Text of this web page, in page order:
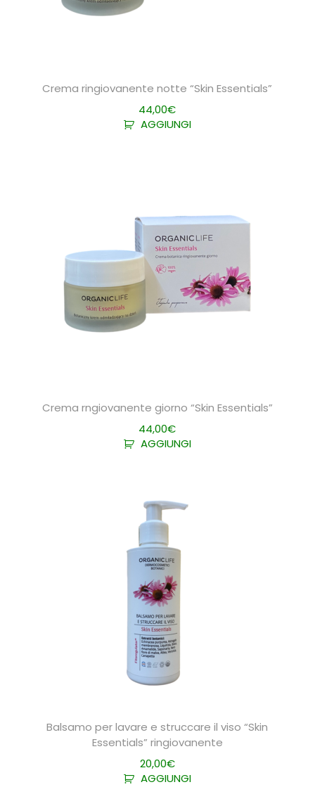
Crema ringiovanente notte “Skin Essentials”
44,00€
AGGIUNGI
Crema rngiovanente giorno “Skin Essentials”
44,00€
AGGIUNGI
Balsamo per lavare e struccare il viso “Skin
Essentials” ringiovanente
20,00€
AGGIUNGI